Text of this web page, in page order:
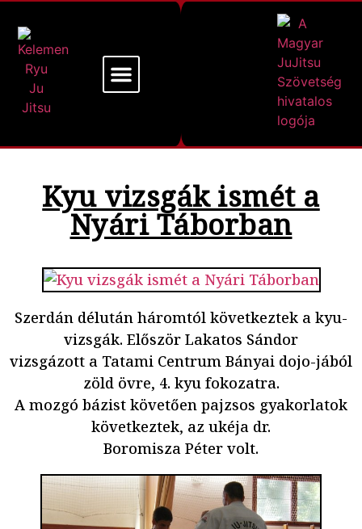
Kyu vizsgák ismét a
Nyári Táborban
Szerdán délután háromtól következtek a kyu-
vizsgák. Először Lakatos Sándor
vizsgázott a Tatami Centrum Bányai dojo-jából
zöld övre, 4. kyu fokozatra.
A mozgó bázist követően pajzsos gyakorlatok
következtek, az ukéja dr.
Boromisza Péter volt.